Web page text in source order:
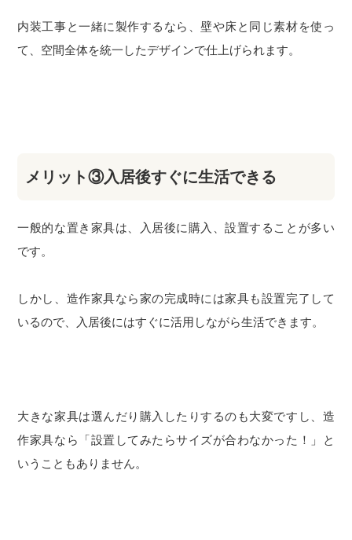
内装工事と一緒に製作するなら、壁や床と同じ素材を使っ
て、空間全体を統一したデザインで仕上げられます。
メリット③入居後すぐに生活できる
一般的な置き家具は、入居後に購入、設置することが多い
です。
しかし、造作家具なら家の完成時には家具も設置完了して
いるので、入居後にはすぐに活用しながら生活できます。
大きな家具は選んだり購入したりするのも大変ですし、造
作家具なら「設置してみたらサイズが合わなかった！」と
いうこともありません。